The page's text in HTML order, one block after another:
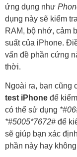
ứng dụng như
dụng này sẽ kiểm
RAM, bộ nhớ, cảm
suất của iPhone.
vấn đề phần cứng
thời.
Ngoài ra, bạn cũng
test iPhone để
có thể sử dụng
*#5005*7672# để
sẽ giúp bạn xác
phần này hay